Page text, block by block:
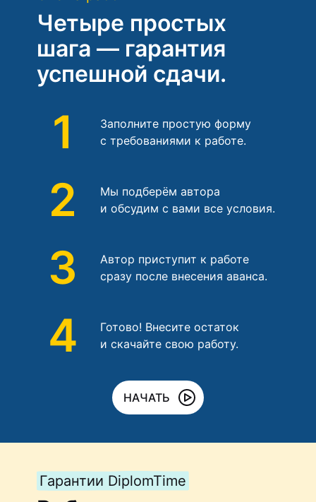
Четыре простых
шага — гарантия
успешной сдачи.
1
Заполните простую форму
с требованиями к работе.
2
Мы подберём автора
и обсудим с вами все условия.
3
Автор приступит к работе
сразу после внесения аванса.
4
Готово! Внесите остаток
и скачайте свою работу.
НАЧАТЬ
Гарантии DiplomTime